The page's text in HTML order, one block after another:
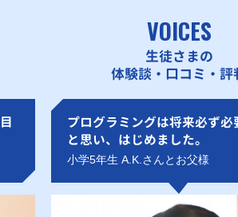
VOICES
生徒さまの
体験談・口コミ・評
プログラミングは将来必ず必
と思い、はじめました。
小学5年生 A.K.さんとお父様